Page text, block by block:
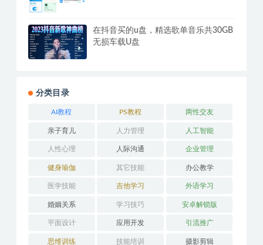
在抖音买的u盘，精选歌单音乐共30GB
无损车载U盘
分类目录
AI教程 PS教程 两性交友
亲子育儿 人力管理 人工智能
人性心理 人际沟通 企业管理
健身瑜伽 其它技能 办公教学
医学技能 吉他学习 外语学习
婚姻关系 学习技巧 安卓解锁版
平面设计 应用开发 引流推广
思维训练 技能培训 摄影剪辑